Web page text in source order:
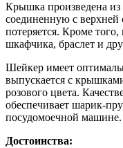
Крышка произведена
соединенную с верхней
потеряется. Кроме
шкафчика, браслет и
Шейкер имеет
выпускается с
розового цвета.
обеспечивает шарик-
посудомоечной машине.
Достоинства: